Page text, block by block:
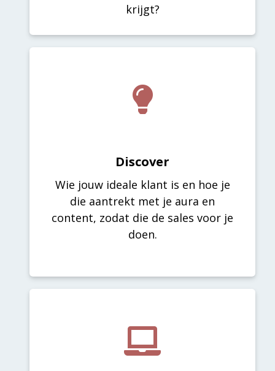
krijgt?
Discover
Wie jouw ideale klant is en hoe je
die aantrekt met je aura en
content, zodat die de sales voor je
doen.